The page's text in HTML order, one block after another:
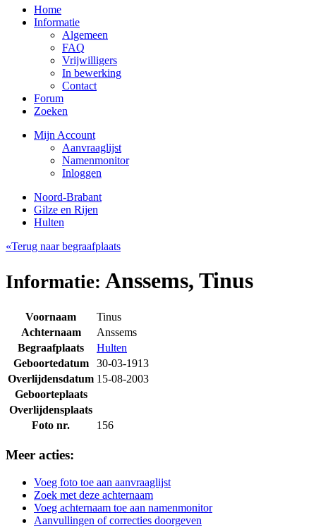
Home
Informatie
Algemeen
FAQ
Vrijwilligers
In bewerking
Contact
Forum
Zoeken
Mijn Account
Aanvraaglijst
Namenmonitor
Inloggen
Noord-Brabant
Gilze en Rijen
Hulten
«Terug naar begraafplaats
Informatie: Anssems, Tinus
Voornaam
Tinus
Achternaam
Anssems
Begraafplaats
Hulten
Geboortedatum
30-03-1913
Overlijdensdatum 15-08-2003
Geboorteplaats
Overlijdensplaats
Foto nr.
156
Meer acties:
Voeg foto toe aan aanvraaglijst
Zoek met deze achternaam
Voeg achternaam toe aan namenmonitor
Aanvullingen of correcties doorgeven